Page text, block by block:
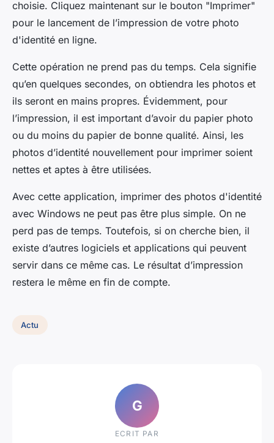
choisie. Cliquez maintenant sur le bouton "Imprimer"
pour le lancement de l’impression de votre photo
d'identité en ligne.
Cette opération ne prend pas du temps. Cela signifie
qu’en quelques secondes, on obtiendra les photos et
ils seront en mains propres. Évidemment, pour
l’impression, il est important d’avoir du papier photo
ou du moins du papier de bonne qualité. Ainsi, les
photos d’identité nouvellement pour imprimer soient
nettes et aptes à être utilisées.
Avec cette application, imprimer des photos d'identité
avec Windows ne peut pas être plus simple. On ne
perd pas de temps. Toutefois, si on cherche bien, il
existe d’autres logiciels et applications qui peuvent
servir dans ce même cas. Le résultat d’impression
restera le même en fin de compte.
Actu
G
ECRIT PAR